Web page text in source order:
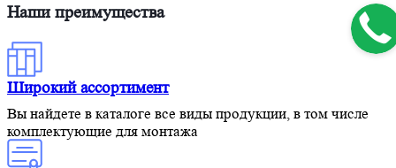
Наши преимущества
Широкий ассортимент
Вы найдете в каталоге все виды продукции, в том числе
комплектующие для монтажа